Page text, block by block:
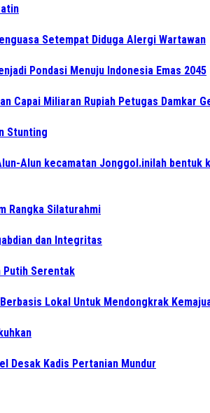
Setempat Diduga Alergi Wartawan
Pondasi Menuju Indonesia Emas 2045
Capai Miliaran Rupiah Petugas Damkar
Stunting
Alun kecamatan Jonggol.inilah
Rangka Silaturahmi
dan Integritas
Putih Serentak
Lokal Untuk Mendongkrak
Desak Kadis Pertanian Mundur